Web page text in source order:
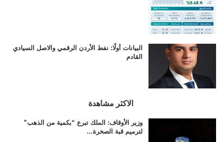
البيانات أولًا: نفط الأردن الرقمي والاصل السيادي
القادم
الاكثر مشاهدة
وزير الأوقاف: الملك تبرع “بكمية من الذهب”
لترميم قبة الصخرة...